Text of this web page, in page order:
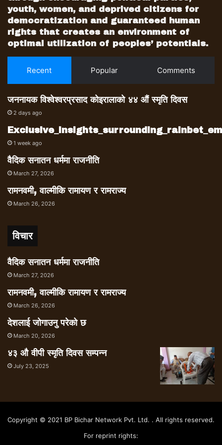
गरेको पारिवारिक नाता नमिल्नुलगायत अवरोध पनि
छँदैछ ।
‘अस्पतालमा आएका बिरामीहरू पनि कोही अंगदाता
सकिरहेका छैनन्’ प्रा.डा. भण्डारी भन्छन्, ‘यावत्
गरिएको थिएन ।’
सन् २००९ मा अष्ट्रेलियामा लिभर सर्जरी अध्ययन गर्दा
उनलाई लागेको थियो- नेपालमा पनि कलेजो प्रत्यारोपण
सम्भव छ । एकवर्षे अध्ययन सकेर फर्किएपछि उनी
प्रत्यारोपण सेवाका लागि टिम तयारीमा लागे । टिम पनि
तयार भयो, तर निराश बनाउने प्रश्न आउँथ्यो- टिकाउन
सक्छौं ?
चुनौतीको रूपमा लिए । अहिलेका सबैजसो कलेजो
प्रत्यारोपण सफल हुँदा उनको आत्मविश्वास पनि बढ्यो
। आत्मविश्वासलाई दिगो बनाउन पर्याप्त बिरामी नपाउँदा
भने अन्योल पनि थपिएको छ ।
धनी परिवारका बिरामीहरू भारतलगायत देश गएर
प्रत्यारोपण गराउँछन् । आर्थिक स्रोत नहुनेहरूले भने
नेपालमै पाइने उपचार सेवा पनि उपयोग गर्न नसकेर
मृत्युवरण गर्नुपर्ने अवस्था छ ।
‘महिनामा दुईजनासम्म बिरामीको कलेजो प्रत्यारोपण गर्ने
जनशक्ति र प्रविधि हामीसँग छ, तर वार्षिक करिब ५०
जना बिरामी भारत गएर प्रत्यारोपण गराइरहेका छन्’
जनशक्ति, प्रविधि र पूर्वाधार अपुग हुन्छ ।’
youth, women, and deprived citizens for
democratization and guaranteed human
rights that creates an environment of
optimal utilization of peoples’ potentials.
Recent Popular Comments
जननायक विश्वेश्वरप्रसाद कोइरालाको ४४ औं स्मृति दिवस
2 days ago
1 week ago
वैदिक सनातन धर्ममा राजनीति
March 27, 2026
रामनवमी, वाल्मीकि रामायण र रामराज्य
March 26, 2026
विचार
वैदिक सनातन धर्ममा राजनीति
March 27, 2026
रामनवमी, वाल्मीकि रामायण र रामराज्य
March 26, 2026
देशलाई जोगाउनु परेको छ
March 20, 2026
४३ औ वीपी स्मृति दिवस सम्पन्न
July 23, 2025
Copyright © 2021 BP Bichar Network Pvt. Ltd. . All rights reserved.
For reprint rights: